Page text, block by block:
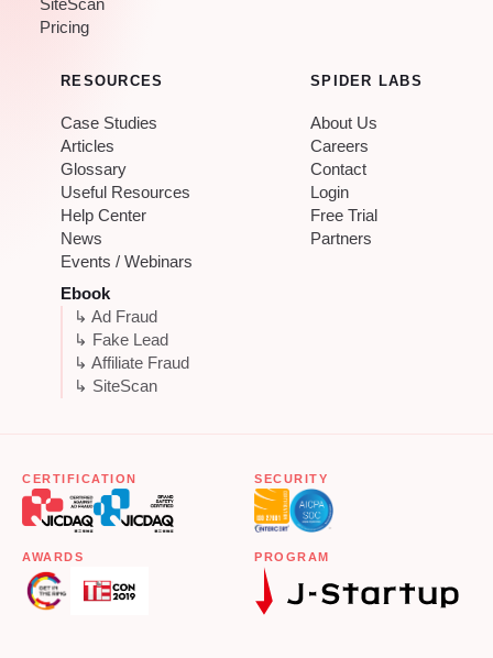
SiteScan
Pricing
RESOURCES
Case Studies
Articles
Glossary
Useful Resources
Help Center
News
Events / Webinars
Ebook
↳ Ad Fraud
↳ Fake Lead
↳ Affiliate Fraud
↳ SiteScan
SPIDER LABS
About Us
Careers
Contact
Login
Free Trial
Partners
CERTIFICATION SECURITY
AWARDS PROGRAM